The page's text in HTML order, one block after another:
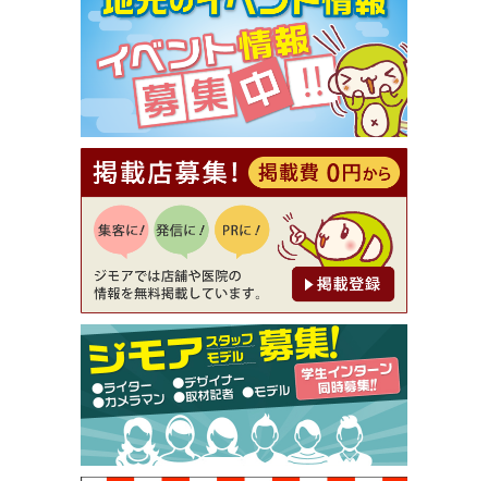
【ジモア限定①】初回割引 特価 VIO脱毛11,000円
⇒8,800円（メンズ専門ワックス脱毛サロン Mickle
（ミックル））
[有効期限]2026年9月30日
【ジモア読者特典2】コース 3,500円→3,000円（料
理5品+2時間飲み放題）（創作イタリアン Pia Cu
ore（ピアクオーレ））
[有効期限]2026年9月30日
【ジモア読者特典1】料理全品20％OFF ※18時以
降（創作イタリアン Pia Cuore（ピアクオーレ））
[有効期限]2026年9月30日
【ジモア限定②】初回割引 特価 鼻毛脱毛 半額 2,2
00円⇒1,100円（メンズ専門ワックス脱毛サロン Mi
ckle（ミックル））
[有効期限]2026年9月30日
【ジモア限定特典①】まつ毛カール 3,850円→ 2,7
50円（Premiere（プルミエール））
[有効期限]2026年9月30日
焼き餃子 一皿サービス（餃子酒場たっちゃん 西
早稲田店）
[有効期限]2026年9月30日